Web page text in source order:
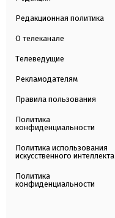
Редакционная политика
О телеканале
Телеведущие
Рекламодателям
Правила пользования
Политика
конфиденциальности
Политика использования
искусственного интеллекта
Политика
конфиденциальности